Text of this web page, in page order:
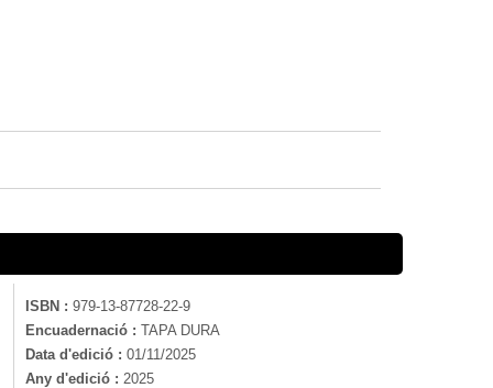
ISBN : 979-13-87728-22-9
Encuadernació : TAPA DURA
Data d'edició : 01/11/2025
Any d'edició : 2025